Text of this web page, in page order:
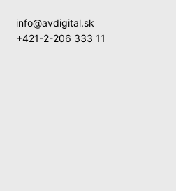
info@avdigital.sk
+421-2-206 333 11